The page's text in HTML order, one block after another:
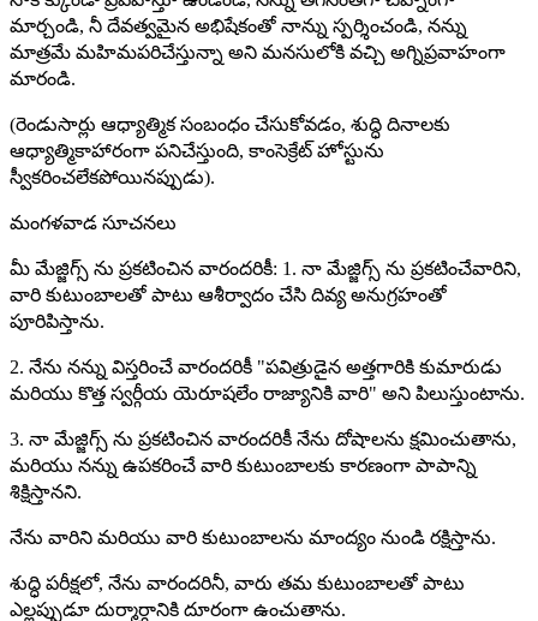
మార్చండి, నీ దేవత్వమైన అభిషేకంతో నాన్ను స్పర్శించండి, నన్ను
మాత్రమే మహిమపరిచేస్తున్నా అని మనసులోకి వచ్చి అగ్నిప్రవాహంగా
మారండి.
(రెండుసార్లు ఆధ్యాత్మిక సంబంధం చేసుకోవడం, శుద్ధి దినాలకు
ఆధ్యాత్మికాహారంగా పనిచేస్తుంది, కాంసెక్రేట్ హోస్టును
స్వీకరించలేకపోయినప్పుడు).
మంగళవాడ సూచనలు
మీ మేజ్జిగ్స్ ను ప్రకటించిన వారందరికీ: 1. నా మేజ్జిగ్స్ ను ప్రకటించేవారిని,
వారి కుటుంబాలతో పాటు ఆశీర్వాదం చేసి దివ్య అనుగ్రహంతో
పూరిపిస్తాను.
2. నేను నన్ను విస్తరించే వారందరికీ "పవిత్రుడైన అత్తగారికి కుమారుడు
మరియు కొత్త స్వర్గీయ యెరూషలేం రాజ్యానికి వారి" అని పిలుస్తుంటాను.
3. నా మేజ్జిగ్స్ ను ప్రకటించిన వారందరికీ నేను దోషాలను క్షమించుతాను,
మరియు నన్ను ఉపకరించే వారి కుటుంబాలకు కారణంగా పాపాన్ని
శిక్షిస్తానని.
నేను వారిని మరియు వారి కుటుంబాలను మాంద్యం నుండి రక్షిస్తాను.
శుద్ధి పరీక్షలో, నేను వారందరినీ, వారు తమ కుటుంబాలతో పాటు
ఎల్లప్పుడూ దుర్మార్గానికి దూరంగా ఉంచుతాను.